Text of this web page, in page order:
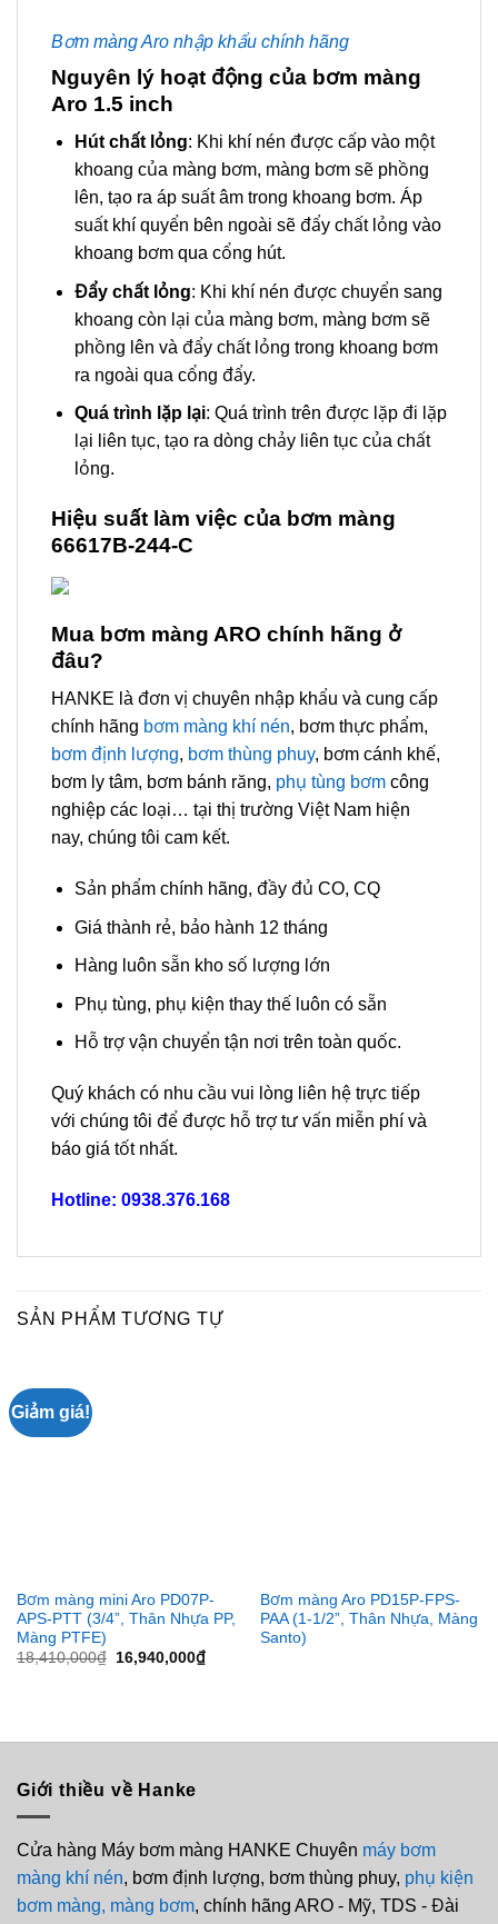
Bơm màng Aro nhập khẩu chính hãng
Nguyên lý hoạt động của bơm màng
Aro 1.5 inch
Hút chất lỏng: Khi khí nén được cấp vào một
khoang của màng bơm, màng bơm sẽ phồng
lên, tạo ra áp suất âm trong khoang bơm. Áp
suất khí quyển bên ngoài sẽ đẩy chất lỏng vào
khoang bơm qua cổng hút.
Đẩy chất lỏng: Khi khí nén được chuyển sang
khoang còn lại của màng bơm, màng bơm sẽ
phồng lên và đẩy chất lỏng trong khoang bơm
ra ngoài qua cổng đẩy.
Quá trình lặp lại: Quá trình trên được lặp đi lặp
lại liên tục, tạo ra dòng chảy liên tục của chất
lỏng.
Hiệu suất làm việc của bơm màng
66617B-244-C
Mua bơm màng ARO chính hãng ở
đâu?
HANKE là đơn vị chuyên nhập khẩu và cung cấp
chính hãng bơm màng khí nén, bơm thực phẩm,
bơm định lượng, bơm thùng phuy, bơm cánh khế,
bơm ly tâm, bơm bánh răng, phụ tùng bơm công
nghiệp các loại… tại thị trường Việt Nam hiện
nay, chúng tôi cam kết.
Sản phẩm chính hãng, đầy đủ CO, CQ
Giá thành rẻ, bảo hành 12 tháng
Hàng luôn sẵn kho số lượng lớn
Phụ tùng, phụ kiện thay thế luôn có sẵn
Hỗ trợ vận chuyển tận nơi trên toàn quốc.
Quý khách có nhu cầu vui lòng liên hệ trực tiếp
với chúng tôi để được hỗ trợ tư vấn miễn phí và
báo giá tốt nhất.
Hotline: 0938.376.168
SẢN PHẨM TƯƠNG TỰ
Giảm giá!
Bơm màng mini Aro PD07P-
APS-PTT (3/4”, Thân Nhựa PP,
Màng PTFE)
18,410,000₫
Giá
16,940,000₫Giá
Bơm màng Aro PD15P-FPS-
PAA (1-1/2”, Thân Nhựa, Màng
Santo)
Giới thiều về Hanke
Cửa hàng Máy bơm màng HANKE Chuyên máy bơm
màng khí nén, bơm định lượng, bơm thùng phuy, phụ kiện
bơm màng, màng bơm, chính hãng ARO - Mỹ, TDS - Đài